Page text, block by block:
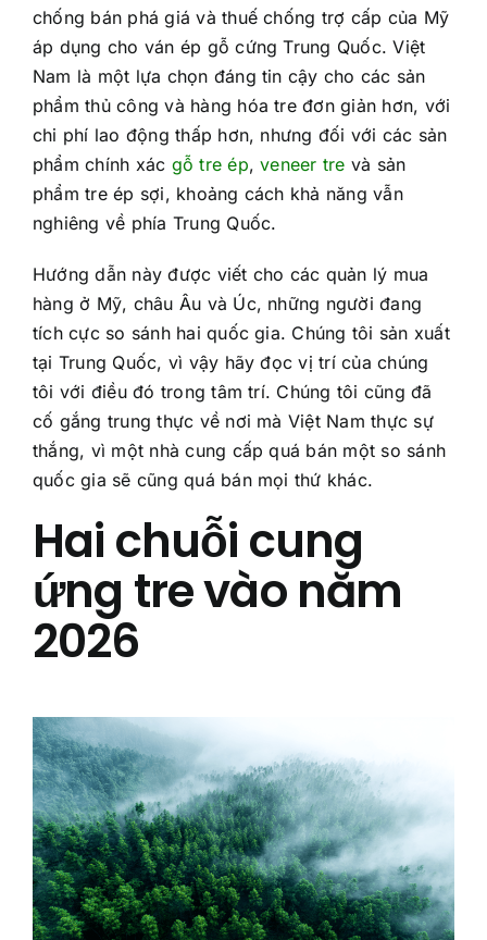
chống bán phá giá và thuế chống trợ cấp của Mỹ
áp dụng cho ván ép gỗ cứng Trung Quốc. Việt
Nam là một lựa chọn đáng tin cậy cho các sản
phẩm thủ công và hàng hóa tre đơn giản hơn, với
chi phí lao động thấp hơn, nhưng đối với các sản
phẩm chính xác gỗ tre ép,veneer tre và sản
phẩm tre ép sợi, khoảng cách khả năng vẫn
nghiêng về phía Trung Quốc.
Hướng dẫn này được viết cho các quản lý mua
hàng ở Mỹ, châu Âu và Úc, những người đang
tích cực so sánh hai quốc gia. Chúng tôi sản xuất
tại Trung Quốc, vì vậy hãy đọc vị trí của chúng
tôi với điều đó trong tâm trí. Chúng tôi cũng đã
cố gắng trung thực về nơi mà Việt Nam thực sự
thắng, vì một nhà cung cấp quá bán một so sánh
quốc gia sẽ cũng quá bán mọi thứ khác.
Hai chuỗi cung
ứng tre vào năm
2026